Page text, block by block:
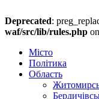
Deprecated:
waf/src/lib/rules.php
Місто
Політика
Область